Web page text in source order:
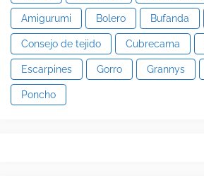
Amigurumi Bolero Bufanda
Consejo de tejido Cubrecama
Escarpines Gorro Grannys
Poncho